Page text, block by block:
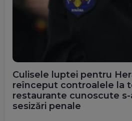
Culisele luptei pentru
reînceput controalele la
restaurante cunoscute s-
sesizări penale